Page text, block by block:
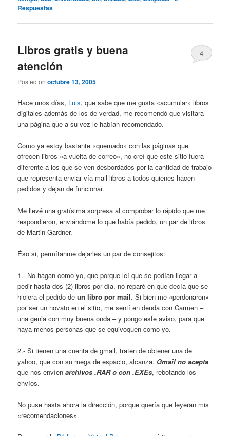
Respuestas
Libros gratis y buena
atención
Posted onoctubre 13, 2005
4
Hace unos días, Luis, que sabe que me gusta «acumular» libros
digitales además de los de verdad, me recomendó que visitara
una página que a su vez le habían recomendado.
Como ya estoy bastante «quemado» con las páginas que
ofrecen libros «a vuelta de correo», no creí que este sitio fuera
diferente a los que se ven desbordados por la cantidad de trabajo
que representa enviar vía mail libros a todos quienes hacen
pedidos y dejan de funcionar.
Me llevé una gratísima sorpresa al comprobar lo rápido que me
respondieron, enviándome lo que había pedido, un par de libros
de Martin Gardner.
Éso si, permítanme dejarles un par de consejitos:
1.- No hagan como yo, que porque leí que se podían llegar a
pedir hasta dos (2) libros por día, no reparé en que decía que se
hiciera el pedido deun libro por mail. Si bien me «perdonaron»
por ser un novato en el sitio, me sentí en deuda con Carmen –
una genia con muy buena onda – y pongo este aviso, para que
haya menos personas que se equivoquen como yo.
2.- Si tienen una cuenta de gmail, traten de obtener una de
yahoo, que con su mega de espacio, alcanza. Gmail no acepta
que nos envíenarchivos .RAR o con .EXEs, rebotando los
envíos.
No puse hasta ahora la dirección, porque quería que leyeran mis
«recomendaciones».